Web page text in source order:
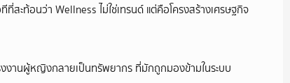
สะท้อนว่า Wellness ไม่ใช่เทรนด์ แต่คือโครงสร้างเศรษฐกิจ
งงานผู้หญิงกลายเป็นทรัพยากร ที่มักถูกมองข้ามในระบบ